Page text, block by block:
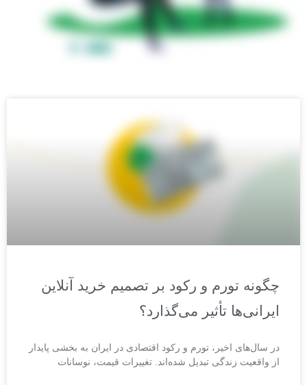
چگونه تورم و رکود بر تصمیم خرید آنلاین
ایرانی‌ها تأثیر می‌گذارد؟
در سال‌های اخیر، تورم و رکود اقتصادی در ایران به بخشی پایدار
از واقعیت زندگی تبدیل شده‌اند. تغییرات قیمت، نوسانات